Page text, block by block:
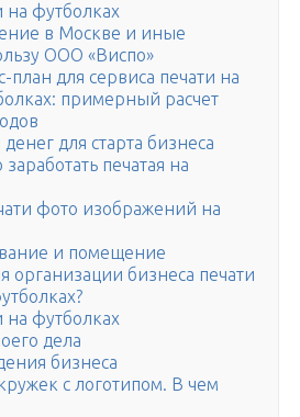
на футболках
в Москве и иные
ООО «Виспо»
план для сервиса печати на
примерный расчет
для старта бизнеса
печатая на
фото изображений на
и помещение
организации бизнеса печати
на футболках
дела
бизнеса
с логотипом. В чем